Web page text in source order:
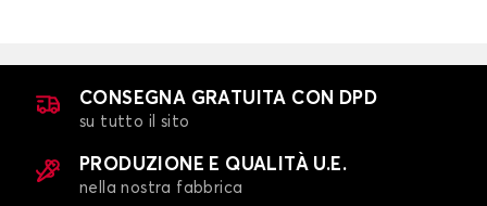
Telo copriauto per HONDA INSIGHT
CONSEGNA GRATUITA CON DPD
su tutto il sito
PRODUZIONE E QUALITÀ U.E.
nella nostra fabbrica